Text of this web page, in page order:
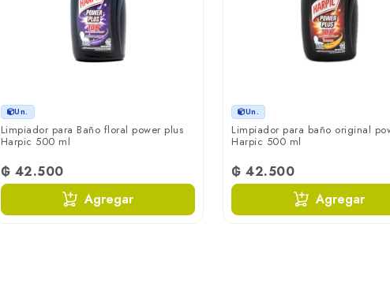
Un.
Limpiador para Baño floral power plus
Harpic 500 ml
₲ 42.500
Agregar
Un.
Limpiador para baño original
Harpic 500 ml
₲ 42.500
Agregar